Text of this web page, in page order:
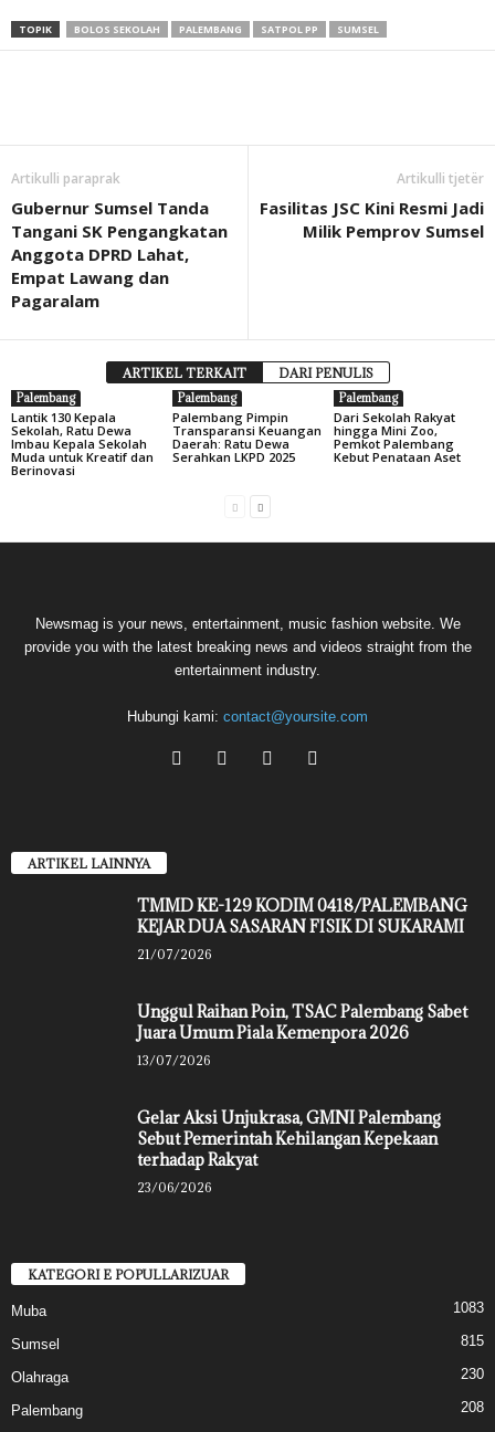
TOPIK BOLOS SEKOLAH PALEMBANG SATPOL PP SUMSEL
Artikulli paraprak
Gubernur Sumsel Tanda
Tangani SK Pengangkatan
Anggota DPRD Lahat,
Empat Lawang dan
Pagaralam
Artikulli tjetër
Fasilitas JSC Kini Resmi Jadi
Milik Pemprov Sumsel
ARTIKEL TERKAIT DARI PENULIS
Palembang
Lantik 130 Kepala
Sekolah, Ratu Dewa
Imbau Kepala Sekolah
Muda untuk Kreatif dan
Berinovasi
Palembang
Palembang Pimpin
Transparansi Keuangan
Daerah: Ratu Dewa
Serahkan LKPD 2025
Palembang
Dari Sekolah Rakyat
hingga Mini Zoo,
Pemkot Palembang
Kebut Penataan Aset
Newsmag is your news, entertainment, music fashion website. We
provide you with the latest breaking news and videos straight from the
entertainment industry.
Hubungi kami: contact@yoursite.com
ARTIKEL LAINNYA
TMMD KE-129 KODIM 0418/PALEMBANG
KEJAR DUA SASARAN FISIK DI SUKARAMI
21/07/2026
Unggul Raihan Poin, TSAC Palembang Sabet
Juara Umum Piala Kemenpora 2026
13/07/2026
Gelar Aksi Unjukrasa, GMNI Palembang
Sebut Pemerintah Kehilangan Kepekaan
terhadap Rakyat
23/06/2026
KATEGORI E POPULLARIZUAR
Muba 1083
Sumsel 815
Olahraga 230
Palembang
208